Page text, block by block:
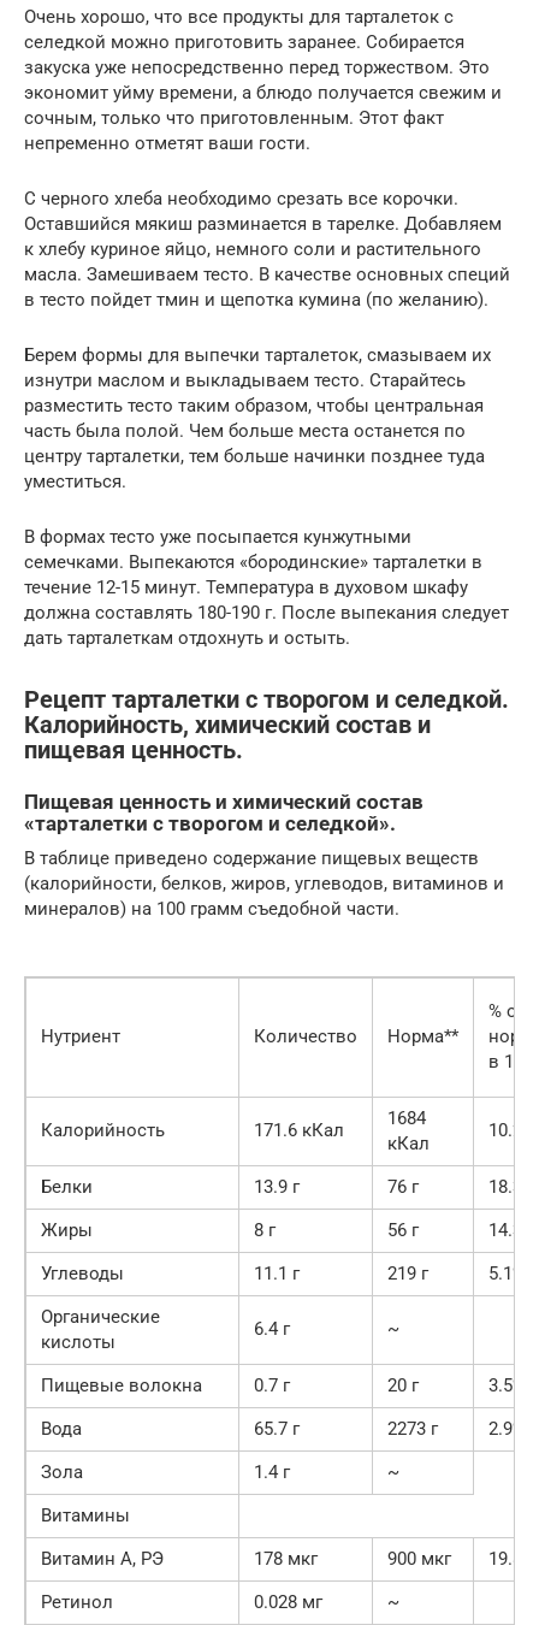
Очень хорошо, что все продукты для тарталеток с
селедкой можно приготовить заранее. Собирается
закуска уже непосредственно перед торжеством. Это
экономит уйму времени, а блюдо получается свежим и
сочным, только что приготовленным. Этот факт
непременно отметят ваши гости.
С черного хлеба необходимо срезать все корочки.
Оставшийся мякиш разминается в тарелке. Добавляем
к хлебу куриное яйцо, немного соли и растительного
масла. Замешиваем тесто. В качестве основных специй
в тесто пойдет тмин и щепотка кумина (по желанию).
Берем формы для выпечки тарталеток, смазываем их
изнутри маслом и выкладываем тесто. Старайтесь
разместить тесто таким образом, чтобы центральная
часть была полой. Чем больше места останется по
центру тарталетки, тем больше начинки позднее туда
уместиться.
В формах тесто уже посыпается кунжутными
семечками. Выпекаются «бородинские» тарталетки в
течение 12-15 минут. Температура в духовом шкафу
должна составлять 180-190 г. После выпекания следует
дать тарталеткам отдохнуть и остыть.
Рецепт тарталетки с творогом и селедкой.
Калорийность, химический состав и
пищевая ценность.
Пищевая ценность и химический состав
«тарталетки с творогом и селедкой».
В таблице приведено содержание пищевых веществ
(калорийности, белков, жиров, углеводов, витаминов и
минералов) на 100 грамм съедобной части.
Нутриент Количество Норма**
% от
в 100
Калорийность 171.6 кКал
1684
кКал
10.2%
Белки 13.9 г 76 г
18.3%
Жиры
8 г 56 г
14.3%
Углеводы
11.1 г 219 г
5.1%
Органические
кислоты
6.4 г ~
Пищевые волокна 0.7 г 20 г
3.5%
Вода
65.7 г 2273 г
2.9%
Зола
1.4 г
~
Витамины
Витамин А, РЭ
178 мкг 900 мкг
19.8%
Ретинол
0.028 мг
~